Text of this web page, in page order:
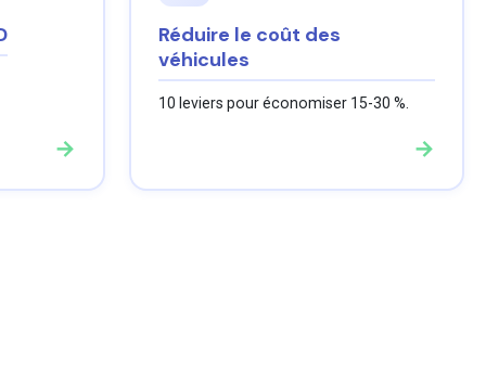
→
Réduire le coût des
véhicules
10 leviers pour économiser 15-30 %.
→